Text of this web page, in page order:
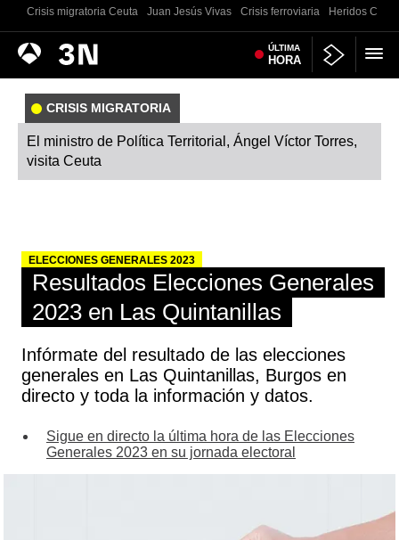
Crisis migratoria Ceuta Juan Jesús Vivas Crisis ferroviaria Heridos
Antena
3
Noticias ÚLTIMA
HORA
CRISIS MIGRATORIA
El ministro de Política Territorial, Ángel Víctor Torres,
visita Ceuta
ELECCIONES GENERALES 2023
Resultados Elecciones Generales
2023 en Las Quintanillas
Infórmate del resultado de las elecciones
generales en Las Quintanillas, Burgos en
directo y toda la información y datos.
Sigue en directo la última hora de las Elecciones
Generales 2023 en su jornada electoral